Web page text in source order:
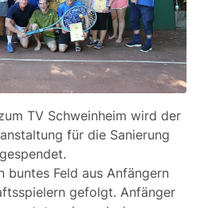
TV Schweinheim wird der
für die Sanierung
buntes Feld aus Anfängern
gefolgt. Anfänger